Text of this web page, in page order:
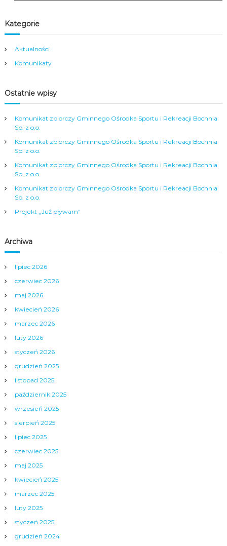
w
i
g
a
c
j
a
w
s
u
Kategorie
Aktualności
Komunikaty
Ostatnie wpisy
Komunikat zbiorczy Gminnego Ośrodka Sportu i Rekreacji Bochnia
Sp. z o.o.
Komunikat zbiorczy Gminnego Ośrodka Sportu i Rekreacji Bochnia
Sp. z o.o.
Komunikat zbiorczy Gminnego Ośrodka Sportu i Rekreacji Bochnia
Sp. z o.o.
Komunikat zbiorczy Gminnego Ośrodka Sportu i Rekreacji Bochnia
Sp. z o.o.
Projekt „Już pływam”
Archiwa
lipiec 2026
czerwiec 2026
maj 2026
kwiecień 2026
marzec 2026
luty 2026
styczeń 2026
grudzień 2025
listopad 2025
październik 2025
wrzesień 2025
sierpień 2025
lipiec 2025
czerwiec 2025
maj 2025
kwiecień 2025
marzec 2025
luty 2025
styczeń 2025
grudzień 2024